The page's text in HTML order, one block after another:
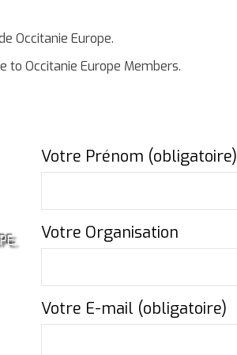
Occitanie Europe.
Occitanie Europe Members.
Votre Prénom (obligatoire)
Votre Organisation
Votre E-mail (obligatoire)